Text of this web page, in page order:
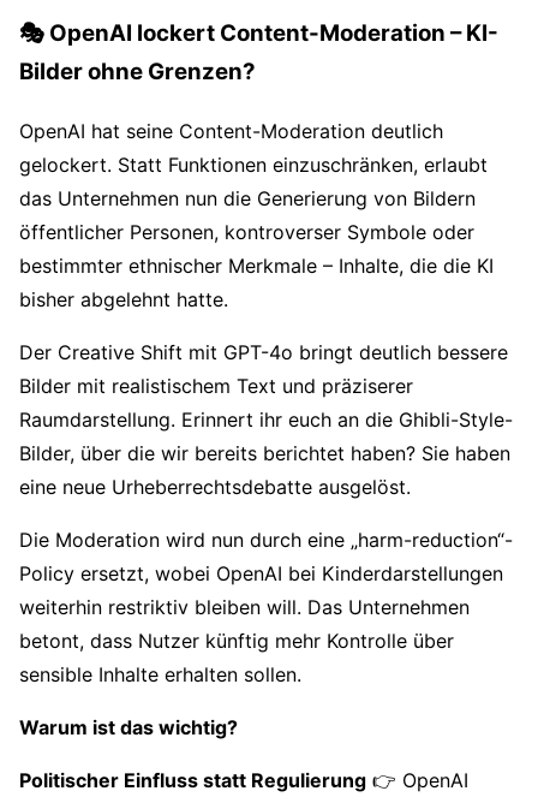
🎭 OpenAI lockert Content-Moderation – KI-
Bilder ohne Grenzen?
OpenAI hat seine Content-Moderation deutlich
gelockert. Statt Funktionen einzuschränken, erlaubt
das Unternehmen nun die Generierung von Bildern
öffentlicher Personen, kontroverser Symbole oder
bestimmter ethnischer Merkmale – Inhalte, die die KI
bisher abgelehnt hatte.
Der Creative Shift mit GPT-4o bringt deutlich bessere
Bilder mit realistischem Text und präziserer
Raumdarstellung. Erinnert ihr euch an die Ghibli-Style-
Bilder, über die wir bereits berichtet haben? Sie haben
eine neue Urheberrechtsdebatte ausgelöst.
Die Moderation wird nun durch eine „harm-reduction“-
Policy ersetzt, wobei OpenAI bei Kinderdarstellungen
weiterhin restriktiv bleiben will. Das Unternehmen
betont, dass Nutzer künftig mehr Kontrolle über
sensible Inhalte erhalten sollen.
Warum ist das wichtig?
Politischer Einfluss statt Regulierung 👉 OpenAI